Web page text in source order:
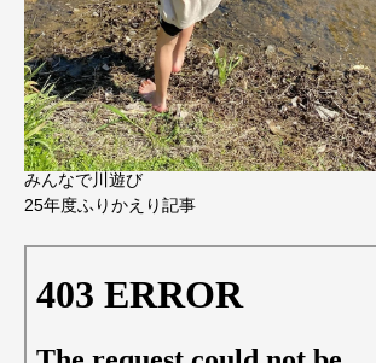
みんなで川遊び
25年度ふりかえり記事